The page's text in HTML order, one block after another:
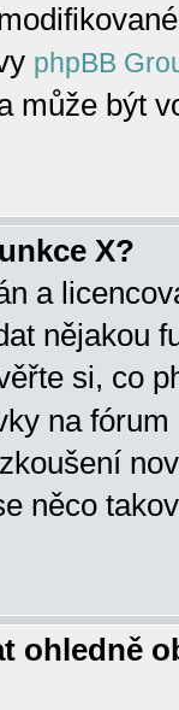
phpBB
může být
X?
a
nějakou
si, co
na
něco
ohledně